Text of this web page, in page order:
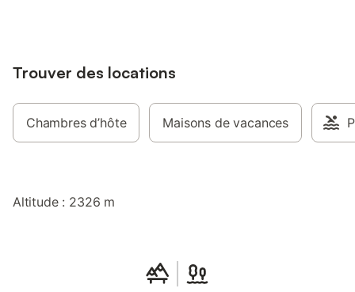
Trouver des locations
Chambres d’hôte Maisons de vacances
Altitude : 2326 m